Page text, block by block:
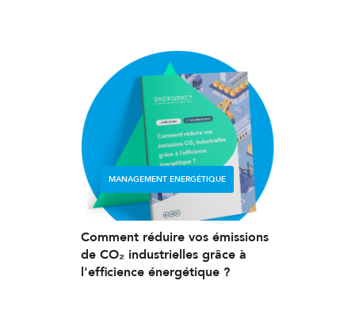
MANAGEMENT ENERGÉTIQUE
Comment réduire vos émissions
de CO₂ industrielles grâce à
l'efficience énergétique ?